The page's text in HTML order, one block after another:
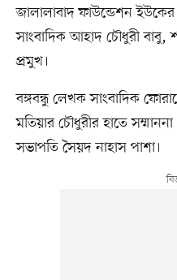
জালালাবাদ ফাউন্ডেশন
সাংবাদিক আহাদ চৌধুরী
প্রমুখ।
বঙ্গবন্ধু লেখক সাংবাদিক
মতিয়ার চৌধুরীর হাতে
সভাপতি সৈয়দ নাহাস পাশা।